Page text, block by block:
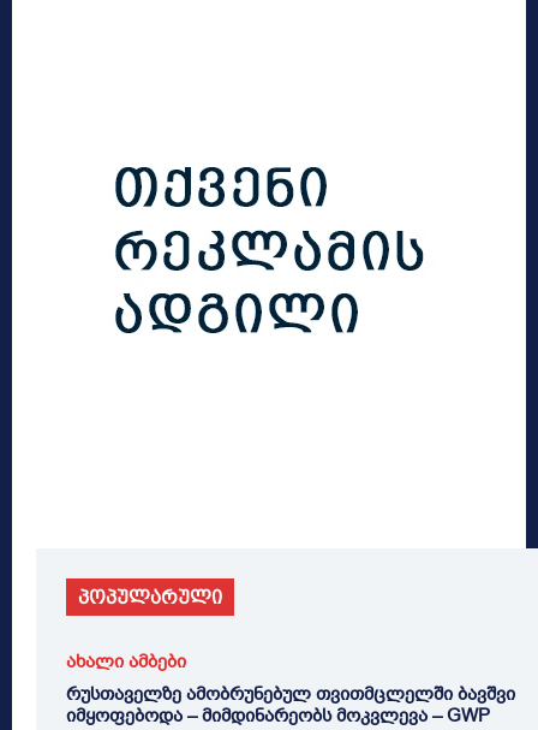
პოპულარული
ახალი ამბები
რუსთაველზე ამობრუნებულ თვითმცლელში ბავშვი
იმყოფებოდა – მიმდინარეობს მოკვლევა – GWP